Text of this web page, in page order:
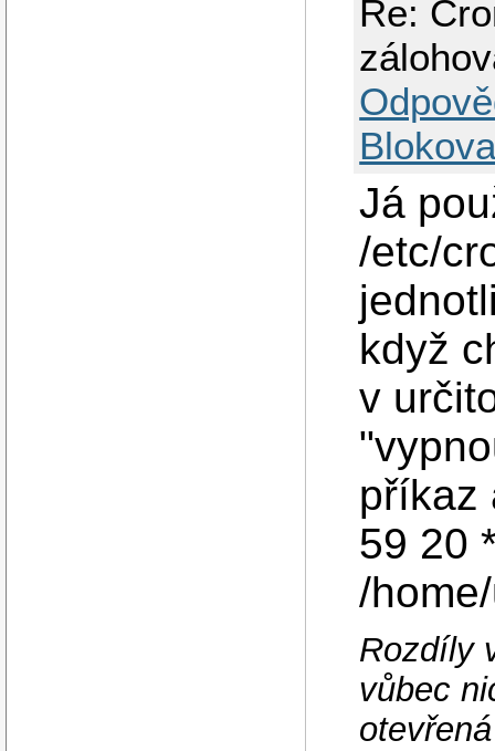
Re:
Já
/etc/
když
v
příkaz
59 20
/
Rozdíly
vůbec